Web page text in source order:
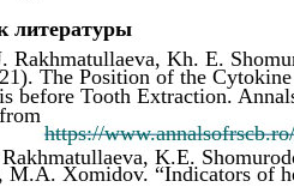
литературы
Rakhmatullaeva, Kh. E.
The Position of the
before Tooth Extraction.
https://
K.E.
M.A. Xomidov. “Indicators of